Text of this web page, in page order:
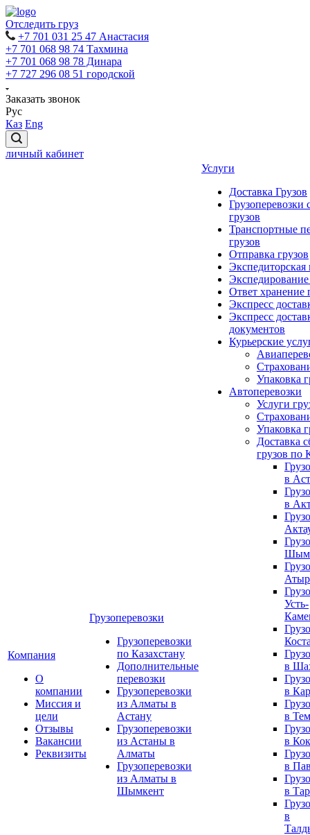
Отследить груз
+7 701 031 25 47 Анастасия
+7 701 068 98 74 Тахмина
+7 701 068 98 78 Динара
+7 727 296 08 51 городской
Заказать звонок
Рус
Каз Eng
личный кабинет
Компания
О
компании
Миссия и
цели
Отзывы
Вакансии
Реквизиты
Грузоперевозки
Грузоперевозки
по Казахстану
Дополнительные
перевозки
Грузоперевозки
из Алматы в
Астану
Грузоперевозки
из Астаны в
Алматы
Грузоперевозки
из Алматы в
Шымкент
Услуги
Доставка Грузов
Грузоперевозки
грузов
Транспортные
грузов
Отправка грузов
Экспедиторская
Экспедирование
Ответ хранение
Экспресс
Экспресс
документов
Курьерские
Упаковка
Автоперевозки
Услуги
Упаковка
Доставка
грузов по
в
в
Усть-
в
в
в
в
в
в
в